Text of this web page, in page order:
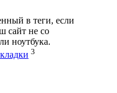
в теги, если
сайт не со
ноутбука.
3